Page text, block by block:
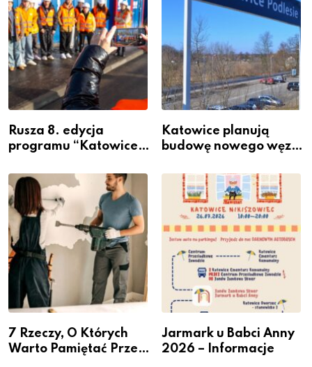
Rusza 8. edycja
programu “Katowice
– nabór dla
przedsiębiorców
Katowice planują
budowę nowego węzła
Podlesiu
7 Rzeczy, O Których
Warto Pamiętać Przed
Jarmark u Babci Anny
2026 – Informacje